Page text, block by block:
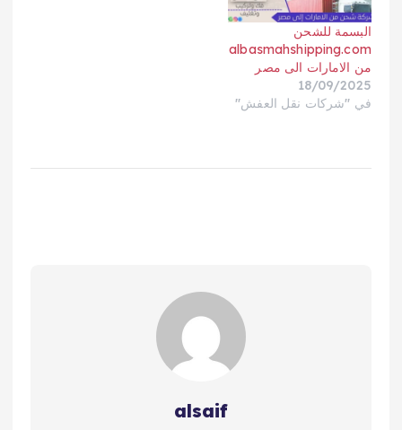
البسمة للشحن
albasmahshipping.com
من الامارات الى مصر
18/09/2025
في "شركات نقل العفش"
alsaif